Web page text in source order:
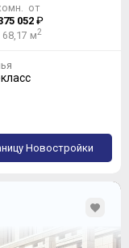
от
052₽
м2
Новостройки